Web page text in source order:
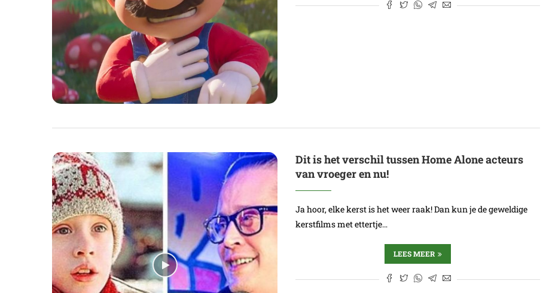
Dit is het verschil tussen Home Alone acteurs
van vroeger en nu!
Ja hoor, elke kerst is het weer raak! Dan kun je de geweldige
kerstfilms met ettertje…
LEES MEER